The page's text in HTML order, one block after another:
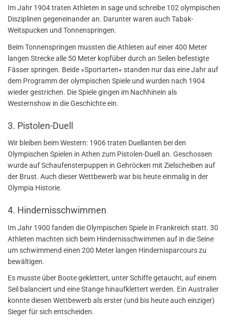
Im Jahr 1904 traten Athleten in sage und schreibe 102 olympischen
Disziplinen gegeneinander an. Darunter waren auch Tabak-
Weitspucken und Tonnenspringen.
Beim Tonnenspringen mussten die Athleten auf einer 400 Meter
langen Strecke alle 50 Meter kopfüber durch an Seilen befestigte
Fässer springen. Beide »Sportarten« standen nur das eine Jahr auf
dem Programm der olympischen Spiele und wurden nach 1904
wieder gestrichen. Die Spiele gingen im Nachhinein als
Westernshow in die Geschichte ein.
3. Pistolen-Duell
Wir bleiben beim Western: 1906 traten Duellanten bei den
Olympischen Spielen in Athen zum Pistolen-Duell an. Geschossen
wurde auf Schaufensterpuppen in Gehröcken mit Zielscheiben auf
der Brust. Auch dieser Wettbewerb war bis heute einmalig in der
Olympia Historie.
4. Hindernisschwimmen
Im Jahr 1900 fanden die Olympischen Spiele in Frankreich statt. 30
Athleten machten sich beim Hindernisschwimmen auf in die Seine
um schwimmend einen 200 Meter langen Hindernisparcours zu
bewältigen.
Es musste über Boote geklettert, unter Schiffe getaucht, auf einem
Seil balanciert und eine Stange hinaufklettert werden. Ein Australier
konnte diesen Wettbewerb als erster (und bis heute auch einziger)
Sieger für sich entscheiden.